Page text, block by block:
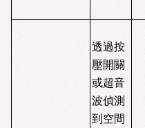
透過按
壓開關
或超音
波偵測
到空間